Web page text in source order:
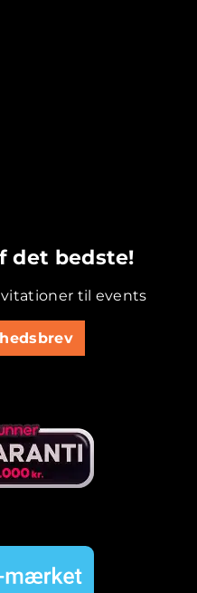
det bedste!
til events